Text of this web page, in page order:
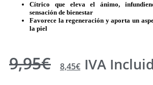
Cítrico que eleva el ánimo,
sensación de bienestar
Favorece la regeneración y aporta un
la piel
9,95€ 8,45€ IVA